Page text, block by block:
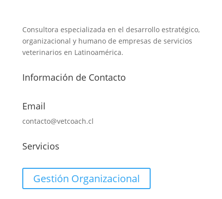
Consultora especializada en el desarrollo estratégico,
organizacional y humano de empresas de servicios
veterinarios en Latinoamérica.
Información de Contacto
Email
contacto@vetcoach.cl
Servicios
Gestión Organizacional